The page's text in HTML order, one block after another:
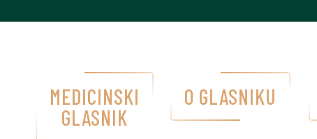
MEDICINSKI
GLASNIK
O GLASNIKU